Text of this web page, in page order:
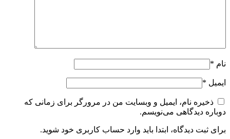
نام *
ایمیل *
ذخیره نام، ایمیل و وبسایت من در مرورگر برای زمانی که
دوباره دیدگاهی می‌نویسم.
برای ثبت دیدگاه، ابتدا باید وارد حساب کاربری خود شوید.